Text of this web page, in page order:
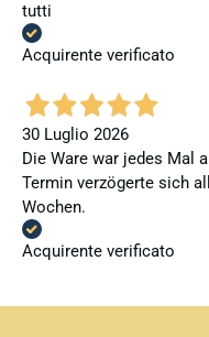
tutti
Acquirente verificato
30 Luglio 2026
Die Ware war jedes Mal
Termin verzögerte sich
Wochen.
Acquirente verificato